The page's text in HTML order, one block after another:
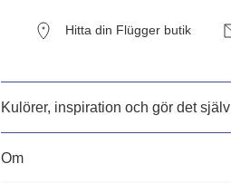
Hitta din Flügger butik
Kulörer, inspiration och gör det själv
Om